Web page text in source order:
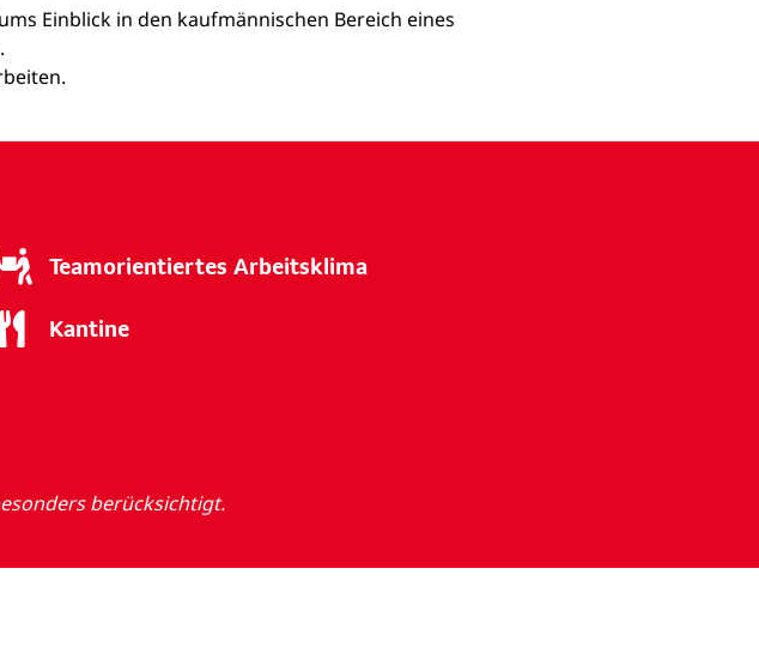
Einblick in den kaufmännischen Bereich eines
Teamorientiertes Arbeitsklima
Kantine
berücksichtigt.